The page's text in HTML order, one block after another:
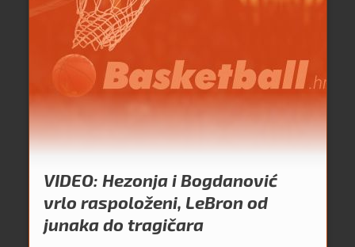
VIDEO: Hezonja i Bogdanović
vrlo raspoloženi, LeBron od
junaka do tragičara